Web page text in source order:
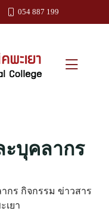
054 887 199
บุคลากร
กร กิจกรรม ข่าวสาร
เยา